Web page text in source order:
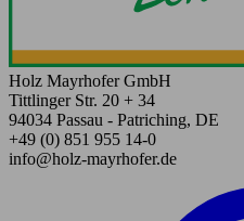
Holz Mayrhofer GmbH
Tittlinger Str. 20 + 34
94034 Passau - Patriching, DE
+49 (0) 851 955 14-0
info@holz-mayrhofer.de